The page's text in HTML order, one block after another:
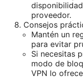
proveedor.
Consejos
Mantén un
para evitar
Si necesitas
modo de
VPN lo